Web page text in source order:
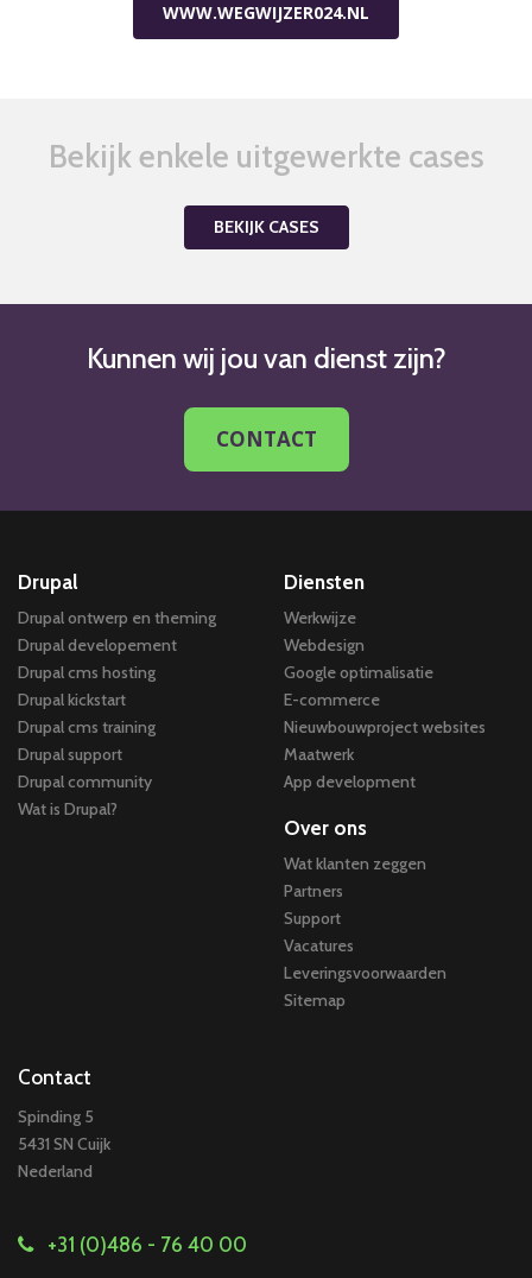
WWW.WEGWIJZER024.NL
Bekijk enkele uitgewerkte cases
BEKIJK CASES
Kunnen wij jou van dienst zijn?
CONTACT
Drupal
Drupal ontwerp en theming
Drupal developement
Drupal cms hosting
Drupal kickstart
Drupal cms training
Drupal support
Drupal community
Wat is Drupal?
Diensten
Werkwijze
Webdesign
Google optimalisatie
E-commerce
Nieuwbouwproject websites
Maatwerk
App development
Over ons
Wat klanten zeggen
Partners
Support
Vacatures
Leveringsvoorwaarden
Sitemap
Contact
Spinding 5
5431 SN Cuijk
Nederland
+31 (0)486 - 76 40 00